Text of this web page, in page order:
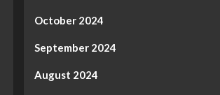
October 2024
September 2024
August 2024